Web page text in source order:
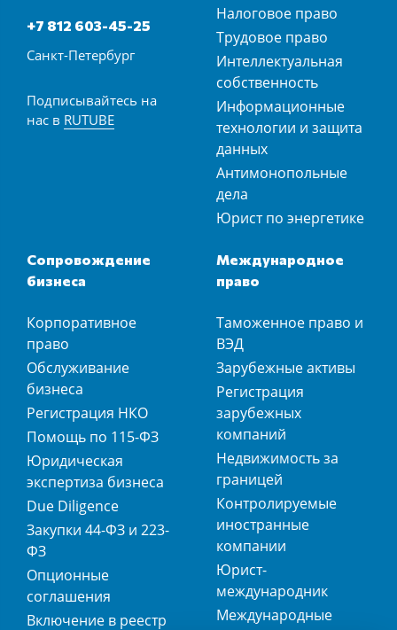
+7 812 603-45-25
Санкт-Петербург
Подписывайтесь на
нас в RUTUBE
Налоговое право
Трудовое право
Интеллектуальная
собственность
Информационные
технологии и защита
данных
Антимонопольные
дела
Юрист по энергетике
Сопровождение
бизнеса
Корпоративное
право
Обслуживание
бизнеса
Регистрация НКО
Помощь по 115-ФЗ
Юридическая
экспертиза бизнеса
Due Diligence
Закупки 44-ФЗ и 223-
ФЗ
Опционные
соглашения
Включение в реестр
Международное
право
Таможенное право и
ВЭД
Зарубежные активы
Регистрация
зарубежных
компаний
Недвижимость за
границей
Контролируемые
иностранные
компании
Юрист-
международник
Международные